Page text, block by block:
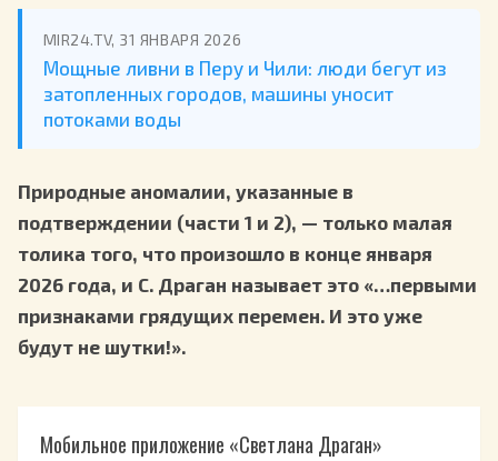
MIR24.TV, 31 ЯНВАРЯ 2026
Мощные ливни в Перу и Чили: люди бегут из
затопленных городов, машины уносит
потоками воды
Природные аномалии, указанные в
подтверждении (части 1 и 2), — только малая
толика того, что произошло в конце января
2026 года, и С. Драган называет это «…первыми
признаками грядущих перемен. И это уже
будут не шутки!».
Мобильное приложение «Светлана Драган»